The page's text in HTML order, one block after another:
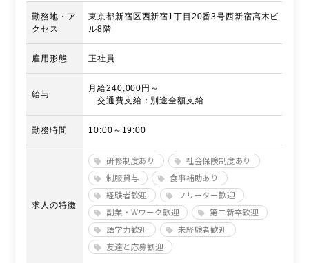
勤務地・ア
クセス
東京都新宿区西新宿1丁目20番3号西新宿高木ビ
ル8階
雇用形態 正社員
給与
月給240,000円～
交通費支給：別途全額支給
勤務時間 10:00～19:00
求人の特徴
研修制度あり
社会保険制度あり
制服貸与
食事補助あり
経験者歓迎
フリーター歓迎
副業・Wワーク歓迎
第二新卒歓迎
語学力歓迎
未経験者歓迎
友達と応募歓迎